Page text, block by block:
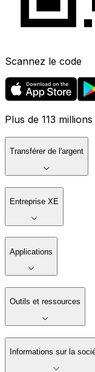
Scannez le code
Plus de 113
Transférer de l'argent
Entreprise XE
Applications
Outils et ressources
Informations sur la